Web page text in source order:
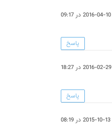
2016-04-10 در 09:17
پاسخ
2016-02-29 در 18:27
پاسخ
2015-10-13 در 08:19